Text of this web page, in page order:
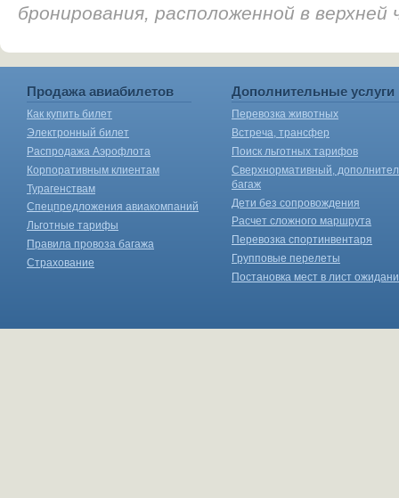
бронирования, расположенной в
Продажа авиабилетов
Как купить билет
Электронный билет
Распродажа Аэрофлота
Корпоративным клиентам
Турагенствам
Спецпредложения авиакомпаний
Льготные тарифы
Правила провоза багажа
Страхование
Дополнительные услуги
Перевозка животных
Встреча, трансфер
Поиск льготных тарифов
Сверхнормативный,
багаж
Дети без сопровождения
Расчет сложного маршрута
Перевозка спортинвентаря
Групповые перелеты
Постановка мест в лист